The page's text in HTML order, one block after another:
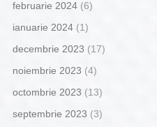
februarie 2024(6)
ianuarie 2024(1)
decembrie 2023 (17)
noiembrie 2023 (4)
octombrie 2023 (13)
septembrie 2023 (3)